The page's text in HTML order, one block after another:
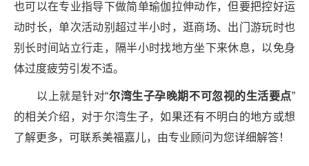
也可以在专业指导下做简单瑜伽拉伸动作，但要把控好运
动时长，单次活动别超过半小时，逛商场、出门游玩时也
别长时间站立行走，隔半小时找地方坐下来休息，以免身
体过度疲劳引发不适。
以上就是针对“尔湾生子孕晚期不可忽视的生活要点”
的相关介绍，对于尔湾生子，如果还有不明白的地方或想
了解更多，可联系美福嘉儿，由专业顾问为您详细解答！